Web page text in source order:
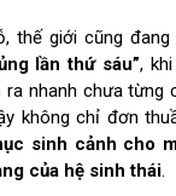
thế giới cũng
lần thứ sáu”,
ra nhanh chưa từng
không chỉ đơn
sinh cảnh cho
của hệ sinh thái.